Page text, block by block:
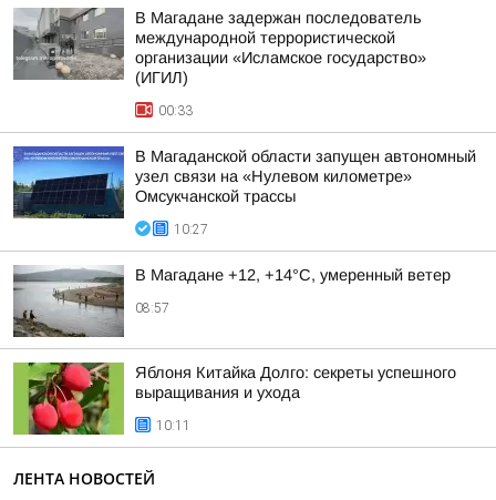
В Магадане задержан последователь
международной террористической
организации «Исламское государство»
(ИГИЛ)
00:33
В Магаданской области запущен автономный
узел связи на «Нулевом километре»
Омсукчанской трассы
10:27
В Магадане +12, +14°C, умеренный ветер
08:57
Яблоня Китайка Долго: секреты успешного
выращивания и ухода
10:11
ЛЕНТА НОВОСТЕЙ